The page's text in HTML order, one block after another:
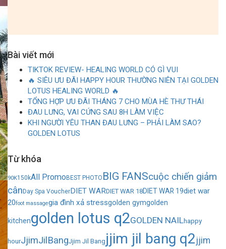
Bài viết mới
TIKTOK REVIEW- HEALING WORLD CÓ GÌ VUI
🔥 SIÊU ƯU ĐÃI HAPPY HOUR THƯỜNG NIÊN TẠI GOLDEN
LOTUS HEALING WORLD 🔥
TỔNG HỢP ƯU ĐÃI THÁNG 7 CHO MÙA HÈ THƯ THÁI
ĐAU LƯNG, VAI CỨNG SAU 8H LÀM VIỆC
KHI NGƯỜI YÊU THAN ĐAU LƯNG – PHẢI LÀM SAO?
GOLDEN LOTUS
Từ khóa
90K150kAll PromoBEST PHOTO BIG FANScuộc chiến giảm
cânDay Spa VoucherDIET WARDIET WAR 18DIET WAR 19diet war
20foot massagegia đình xả stressgolden gymgolden
kitchengolden lotus q2GOLDEN NAILhappy
hourJjimJilBangJjim Jil Bang jjim jil bang q2 jjim